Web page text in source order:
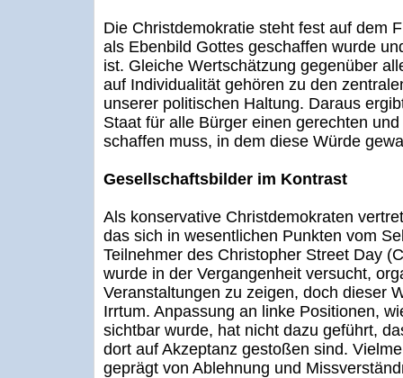
Die Christdemokratie steht fest auf dem
als Ebenbild Gottes geschaffen wurde
ist. Gleiche Wertschätzung gegenüber
auf Individualität gehören zu den
unserer politischen Haltung. Daraus
Staat für alle Bürger einen gerechten
schaffen muss, in dem diese Würde
Gesellschaftsbilder im Kontrast
Als konservative Christdemokraten
das sich in wesentlichen Punkten vom
Teilnehmer des Christopher Street Day
wurde in der Vergangenheit versucht,
Veranstaltungen zu zeigen, doch dieser
Irrtum. Anpassung an linke Positionen,
sichtbar wurde, hat nicht dazu geführt,
dort auf Akzeptanz gestoßen sind.
geprägt von Ablehnung und